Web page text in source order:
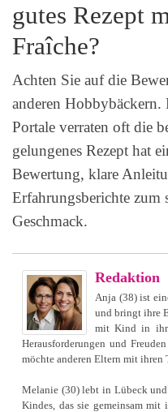
gutes Rezept
Fraîche?
Achten Sie auf die
anderen Hobbybäckern.
Portale verraten oft die
gelungenes Rezept hat
Bewertung, klare
Erfahrungsberichte zum
Geschmack.
Redaktion
Anja (38) ist
und bringt ihre
mit Kind in
Herausforderungen und
möchte anderen Eltern mit ihren
Melanie (30) lebt in Lübeck
Kindes, das sie gemeinsam